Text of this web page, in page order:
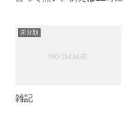
未分類
雑記